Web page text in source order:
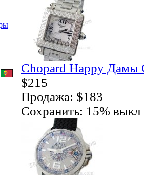
Chopard Happy Дамы
$215
Продажа: $183
Сохранить: 15% выкл